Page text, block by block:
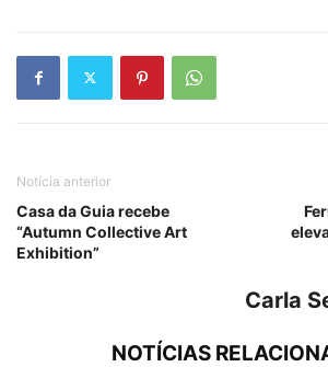
Notícia anterior
Casa da Guia recebe
“Autumn Collective Art
Exhibition”
Carla
NOTÍCIAS